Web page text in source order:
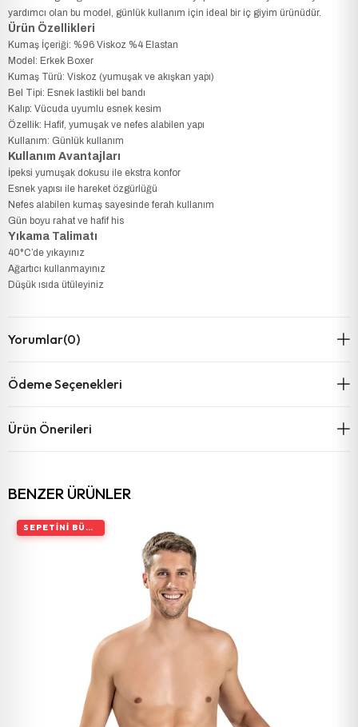
yardımcı olan bu model, günlük kullanım için ideal bir iç giyim ürünüdür.
Ürün Özellikleri
Kumaş İçeriği: %96 Viskoz %4 Elastan
Model: Erkek Boxer
Kumaş Türü: Viskoz (yumuşak ve akışkan yapı)
Bel Tipi: Esnek lastikli bel bandı
Kalıp: Vücuda uyumlu esnek kesim
Özellik: Hafif, yumuşak ve nefes alabilen yapı
Kullanım: Günlük kullanım
Kullanım Avantajları
İpeksi yumuşak dokusu ile ekstra konfor
Esnek yapısı ile hareket özgürlüğü
Nefes alabilen kumaş sayesinde ferah kullanım
Gün boyu rahat ve hafif his
Yıkama Talimatı
40°C’de yıkayınız
Ağartıcı kullanmayınız
Düşük ısıda ütüleyiniz
Yorumlar(0)
Ödeme Seçenekleri
Ürün Önerileri
BENZER ÜRÜNLER
SEPETINI BÜYÜT, İNDIRIMI ARTIR